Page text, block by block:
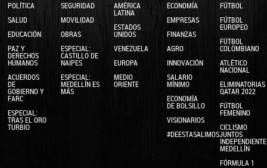
POLÍTICA
SALUD
EDUCACIÓN
PAZ Y
DERECHOS
HUMANOS
ACUERDOS
DE
GOBIERNO Y
FARC
ESPECIAL:
TRAS EL ORO
TURBIO
SEGURIDAD
MOVILIDAD
OBRAS
ESPECIAL:
CASTILLO DE
NAIPES
ESPECIAL:
MEDELLÍN ES
MÁS
AMÉRICA
LATINA
ESTADOS
UNIDOS
VENEZUELA
EUROPA
MEDIO
ORIENTE
ECONOMÍA
EMPRESAS
FINANZAS
AGRO
INNOVACIÓN
SALARIO
MÍNIMO
ECONOMÍA
DE BOLSILLO
VISIONARIOS
#DEESTASALIMOSJUNTOS
FÚTBOL
FÚTBOL
EUROPEO
FÚTBOL
COLOMBIANO
ATLÉTICO
NACIONAL
ELIMINATORIAS
QATAR 2022
FÚTBOL
FEMENINO
CICLISMO
INDEPENDIENTE
MEDELLÍN
FÓRMULA 1